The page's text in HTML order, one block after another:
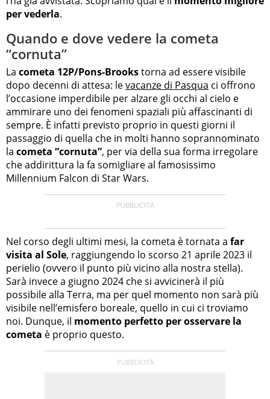
per vederla.
Quando e dove vedere la cometa
“cornuta”
La cometa 12P/Pons-Brookstorna ad essere visibile
dopo decenni di attesa: levacanze di Pasqua ci offrono
l’occasione imperdibile per alzare gli occhi al cielo e
ammirare uno dei fenomeni spaziali più affascinanti di
sempre. È infatti previsto proprio in questi giorni il
passaggio di quella che in molti hanno soprannominato
la cometa “cornuta”, per via della sua forma irregolare
che addirittura la fa somigliare al famosissimo
Millennium Falcon di Star Wars.
Nel corso degli ultimi mesi, la cometa è tornata a far
visita al Sole, raggiungendo lo scorso 21 aprile 2023 il
perielio (ovvero il punto più vicino alla nostra stella).
Sarà invece a giugno 2024 che si avvicinerà il più
possibile alla Terra, ma per quel momento non sarà più
visibile nell’emisfero boreale, quello in cui ci troviamo
noi. Dunque, il momento perfetto per osservare la
cometa è proprio questo.